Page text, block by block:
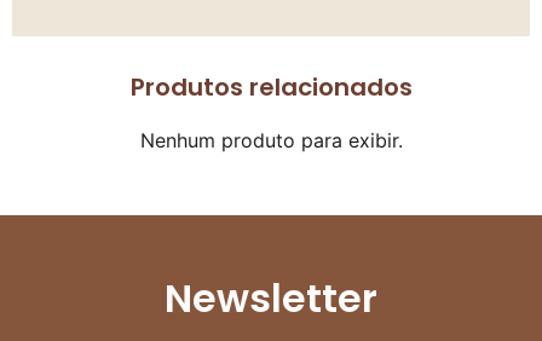
Produtos relacionados
Nenhum produto para exibir.
Newsletter